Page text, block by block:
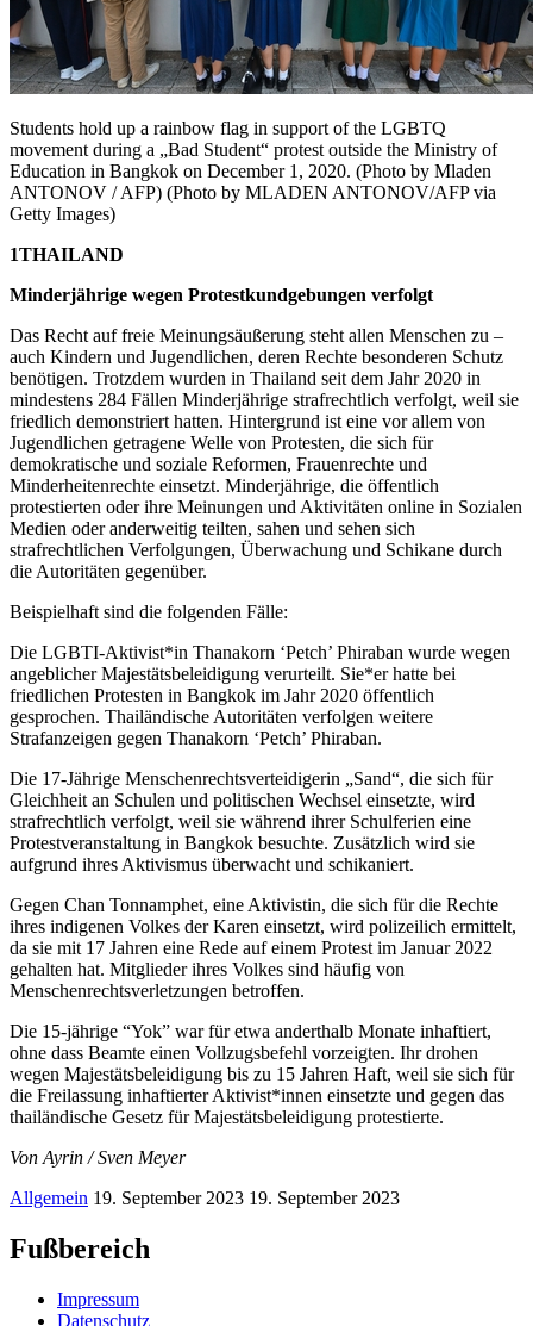
Students hold up a rainbow flag in support of the LGBTQ
movement during a „Bad Student“ protest outside the Ministry of
Education in Bangkok on December 1, 2020. (Photo by Mladen
ANTONOV / AFP) (Photo by MLADEN ANTONOV/AFP via
Getty Images)
1THAILAND
Minderjährige wegen Protestkundgebungen verfolgt
Das Recht auf freie Meinungsäußerung steht allen Menschen zu –
auch Kindern und Jugendlichen, deren Rechte besonderen Schutz
benötigen. Trotzdem wurden in Thailand seit dem Jahr 2020 in
mindestens 284 Fällen Minderjährige strafrechtlich verfolgt, weil sie
friedlich demonstriert hatten. Hintergrund ist eine vor allem von
Jugendlichen getragene Welle von Protesten, die sich für
demokratische und soziale Reformen, Frauenrechte und
Minderheitenrechte einsetzt. Minderjährige, die öffentlich
protestierten oder ihre Meinungen und Aktivitäten online in Sozialen
Medien oder anderweitig teilten, sahen und sehen sich
strafrechtlichen Verfolgungen, Überwachung und Schikane durch
die Autoritäten gegenüber.
Beispielhaft sind die folgenden Fälle:
Die LGBTI-Aktivist*in Thanakorn ‘Petch’ Phiraban wurde wegen
angeblicher Majestätsbeleidigung verurteilt. Sie*er hatte bei
friedlichen Protesten in Bangkok im Jahr 2020 öffentlich
gesprochen. Thailändische Autoritäten verfolgen weitere
Strafanzeigen gegen Thanakorn ‘Petch’ Phiraban.
Die 17-Jährige Menschenrechtsverteidigerin „Sand“, die sich für
Gleichheit an Schulen und politischen Wechsel einsetzte, wird
strafrechtlich verfolgt, weil sie während ihrer Schulferien eine
Protestveranstaltung in Bangkok besuchte. Zusätzlich wird sie
aufgrund ihres Aktivismus überwacht und schikaniert.
Gegen Chan Tonnamphet, eine Aktivistin, die sich für die Rechte
ihres indigenen Volkes der Karen einsetzt, wird polizeilich ermittelt,
da sie mit 17 Jahren eine Rede auf einem Protest im Januar 2022
gehalten hat. Mitglieder ihres Volkes sind häufig von
Menschenrechtsverletzungen betroffen.
Die 15-jährige “Yok” war für etwa anderthalb Monate inhaftiert,
ohne dass Beamte einen Vollzugsbefehl vorzeigten. Ihr drohen
wegen Majestätsbeleidigung bis zu 15 Jahren Haft, weil sie sich für
die Freilassung inhaftierter Aktivist*innen einsetzte und gegen das
thailändische Gesetz für Majestätsbeleidigung protestierte.
Von Ayrin / Sven Meyer
Allgemein 19. September 2023 19. September 2023
Fußbereich
Impressum
Datenschutz